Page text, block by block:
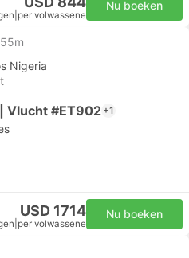
per volwassene
Nu boeken
Nigeria
Vlucht #ET902 +1
USD 1714
per volwassene
Nu boeken